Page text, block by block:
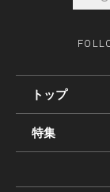
トップ
特集